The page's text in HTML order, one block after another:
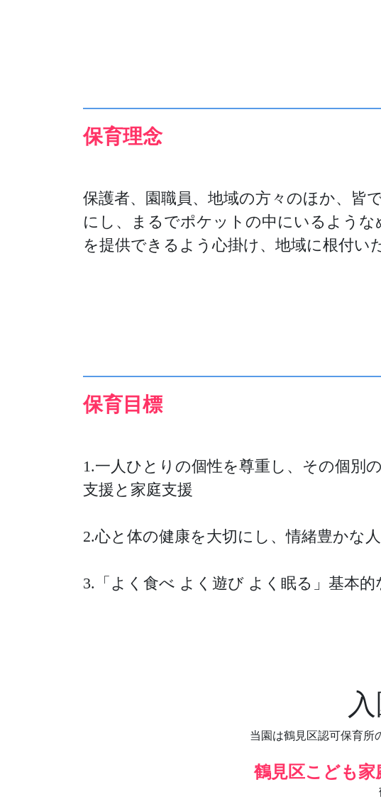
保育理念
保護者、園職員、地域の方々のほか、皆
にし、まるでポケットの中にいるよう
を提供できるよう心掛け、地域に根付い
保育目標
1.一人ひとりの個性を尊重し、その個別
支援と家庭支援
2.心と体の健康を大切にし、情緒豊かな
3.「よく食べ よく遊び よく眠る」基本的
当園は鶴見区認可保育所
鶴見区こども家